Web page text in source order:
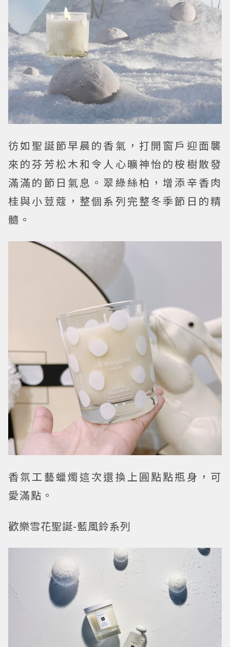
彷如聖誕節早晨的香氣，打開窗戶迎面襲
來的芬芳松木和令人心曠神怡的桉樹散發
滿滿的節日氣息。翠綠絲柏，增添辛香肉
桂與小荳蔻，整個系列完整冬季節日的精
髓。
香氛工藝蠟燭這次還換上圓點點瓶身，可
愛滿點。
歡樂雪花聖誕-藍風鈴系列